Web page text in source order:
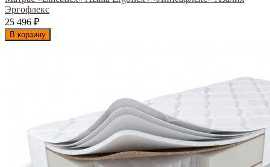
Эргофлекс
25 496 ₽
В корзину